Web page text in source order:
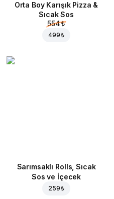
Orta Boy Karışık Pizza &
Sıcak Sos
554 ₺
499 ₺
Sarımsaklı Rolls, Sıcak
Sos ve İçecek
259 ₺